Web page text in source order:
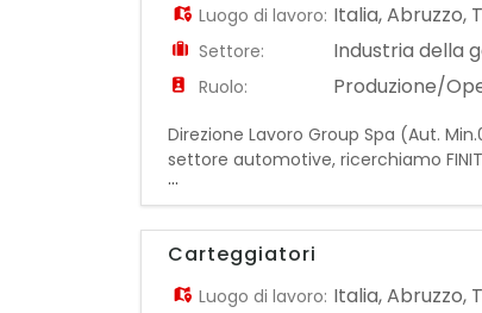
Luogo di lavoro: Italia,Abruzzo,
Settore: Industria della
Ruolo: Produzione/
Direzione Lavoro Group Spa (Aut.
settore automotive, ricerchiamo
precisione e cura dei dettagli. -
...
Carteggiatori
Luogo di lavoro: Italia,Abruzzo,